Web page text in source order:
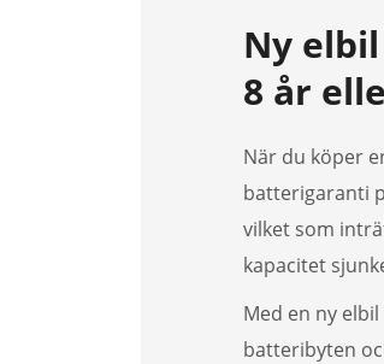
Ny
8 år
När du köper
batterigaranti
vilket som
kapacitet
Med en ny
batteribyten